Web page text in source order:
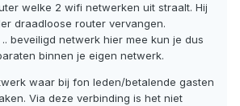
welke 2 wifi netwerken uit straalt. Hij
draadloose router vervangen.
beveiligd netwerk hier mee kun je dus
binnen je eigen netwerk.
waar bij fon leden/betalende gasten
Via deze verbinding is het niet